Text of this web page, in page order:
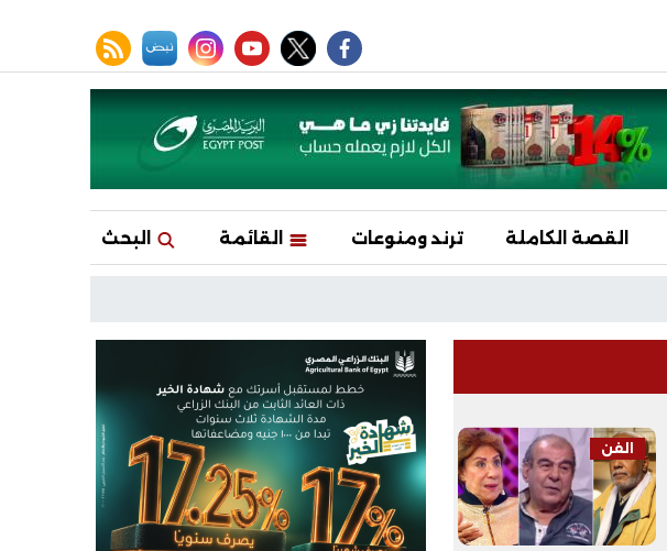
facebook
twitter
youtube
instagram
نبض rss feed
القصة الكاملة ترند ومنوعات القائمة البحث
الفن